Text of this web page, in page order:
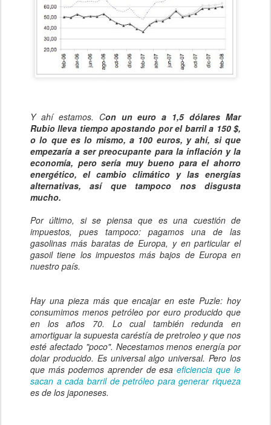
Y ahí estamos. Con un euro a 1,5 dólares Mar
Rubio lleva tiempo apostando por el barril a 150 $,
o lo que es lo mismo, a 100 euros, y ahí, si que
empezaría a ser preocupante para la inflación y la
economía, pero sería muy bueno para el ahorro
energético, el cambio climático y las energías
alternativas, así que tampoco nos disgusta
mucho.
Por último, si se piensa que es una cuestión de
impuestos, pues tampoco: pagamos una de las
gasolinas más baratas de Europa, y en particular el
gasoil tiene los impuestos más bajos de Europa en
nuestro país.
Hay una pieza más que encajar en este Puzle: hoy
consumimos menos petróleo por euro producido que
en los años 70. Lo cual también redunda en
amortiguar la supuesta caréstía de pretroleo y que nos
esté afectado "poco". Necestamos menos energía por
dolar producido. Es universal algo universal. Pero los
que más podemos aprender de esaeficiencia que le
sacan a cada barril de petróleo para generar riqueza
es de los japoneses.